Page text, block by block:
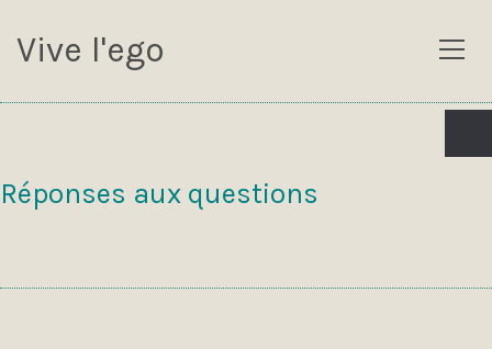
Vive l'ego
Réponses aux questions